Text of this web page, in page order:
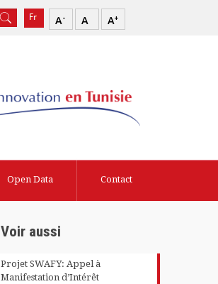
A- A A+
Open Data Contact
Voir aussi
Projet SWAFY: Appel à
Manifestation d’Intérêt